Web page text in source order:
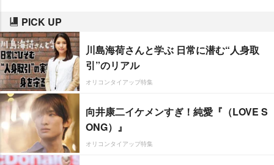
PICK UP
川島海荷さんと学ぶ 日常に潜む“人身取
引”のリアル
オリコンタイアップ特集
向井康二イケメンすぎ！純愛『（LOVE S
ONG）』
オリコンタイアップ特集